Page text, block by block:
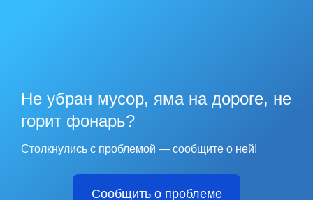
Не убран мусор, яма на дороге, не
горит фонарь?
Столкнулись с проблемой — сообщите о ней!
Сообщить о проблеме